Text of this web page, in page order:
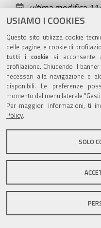
USIAMO I COOKIES
Questo sito utilizza cookie
delle pagine, e cookie di
tutti i cookiesi acconsente
profilazione. Chiudendo il
necessari alla navigazione e
disponibili. Le preferenze
momento dal menu laterale
Per maggiori informazioni, ti
Policy.
SOLO
documento
ultima modifica
Sito istituzionale
Privacy policy|DPO|